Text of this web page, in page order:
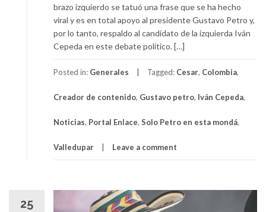
brazo izquierdo se tatuó una frase que se ha hecho
viral y es en total apoyo al presidente Gustavo Petro y,
por lo tanto, respaldo al candidato de la izquierda Iván
Cepeda en este debate político. […]
Posted in: Generales Tagged: Cesar, Colombia,
Creador de contenido, Gustavo petro, Iván Cepeda,
Noticias, Portal Enlace, Solo Petro en esta mondá,
Valledupar Leave a comment
25